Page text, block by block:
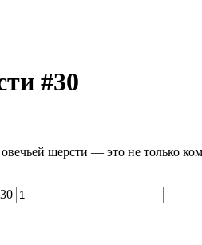
#30
шерсти — это не только